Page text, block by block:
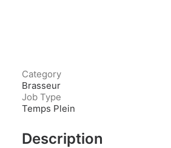
Category
Brasseur
Job Type
Temps Plein
Description